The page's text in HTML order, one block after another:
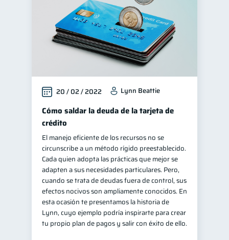
20 / 02 / 2022 Lynn Beattie
Cómo saldar la deuda de la tarjeta de
crédito
El manejo eficiente de los recursos no se
circunscribe a un método rígido preestablecido.
Cada quien adopta las prácticas que mejor se
adapten a sus necesidades particulares. Pero,
cuando se trata de deudas fuera de control, sus
efectos nocivos son ampliamente conocidos. En
esta ocasión te presentamos la historia de
Lynn, cuyo ejemplo podría inspirarte para crear
tu propio plan de pagos y salir con éxito de ello.